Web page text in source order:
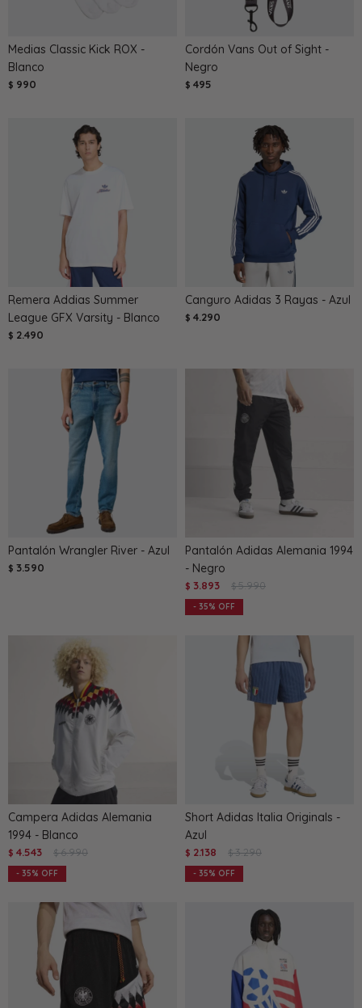
Medias Classic Kick ROX -
Blanco
$ 990
Cordón Vans Out of Sight -
Negro
$ 495
Remera Addias Summer
League GFX Varsity - Blanco
$ 2.490
Canguro Adidas 3 Rayas - Azul
$ 4.290
Pantalón Wrangler River - Azul
$ 3.590
Pantalón Adidas Alemania 1994
- Negro
$ 3.893 $ 5.990
35
Campera Adidas Alemania
1994 - Blanco
$ 4.543 $ 6.990
35
Short Adidas Italia Originals -
Azul
$ 2.138 $ 3.290
35